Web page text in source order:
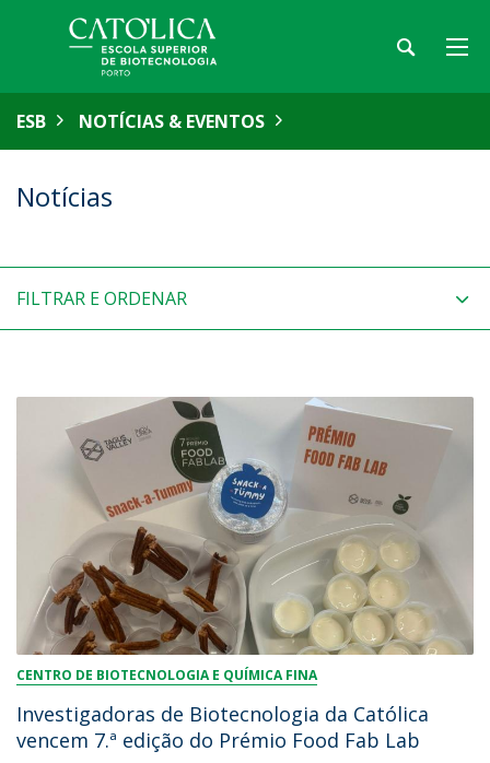
ESB NOTÍCIAS & EVENTOS
Notícias
FILTRAR E ORDENAR
CENTRO DE BIOTECNOLOGIA E QUÍMICA FINA
Investigadoras de Biotecnologia da Católica
vencem 7.ª edição do Prémio Food Fab Lab